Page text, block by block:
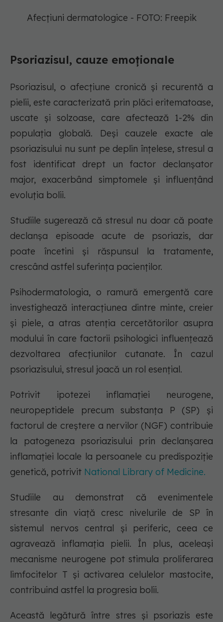
Afecțiuni dermatologice - FOTO: Freepik
Psoriazisul, cauze emoționale
Psoriazisul, o afecțiune cronică și recurentă a
pielii, este caracterizată prin plăci eritematoase,
uscate și solzoase, care afectează 1-2% din
populația globală. Deși cauzele exacte ale
psoriazisului nu sunt pe deplin înțelese, stresul a
fost identificat drept un factor declanșator
major, exacerbând simptomele și influențând
evoluția bolii.
Studiile sugerează că stresul nu doar că poate
declanșa episoade acute de psoriazis, dar
poate încetini și răspunsul la tratamente,
crescând astfel suferința pacienților.
Psihodermatologia, o ramură emergentă care
investighează interacțiunea dintre minte, creier
și piele, a atras atenția cercetătorilor asupra
modului în care factorii psihologici influențează
dezvoltarea afecțiunilor cutanate. În cazul
psoriazisului, stresul joacă un rol esențial.
Potrivit ipotezei inflamației neurogene,
neuropeptidele precum substanța P (SP) și
factorul de creștere a nervilor (NGF) contribuie
la patogeneza psoriazisului prin declanșarea
inflamației locale la persoanele cu predispoziție
genetică, potrivit National Library of Medicine.
Studiile au demonstrat că evenimentele
stresante din viață cresc nivelurile de SP în
sistemul nervos central și periferic, ceea ce
agravează inflamația pielii. În plus, aceleași
mecanisme neurogene pot stimula proliferarea
limfocitelor T și activarea celulelor mastocite,
contribuind astfel la progresia bolii.
Această legătură între stres și psoriazis este